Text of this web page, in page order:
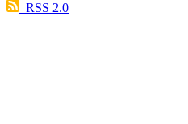
RSS 2.0